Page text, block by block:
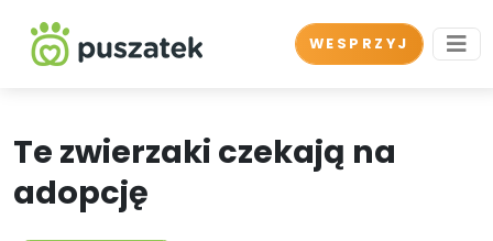
WESPRZYJ
Te zwierzaki czekają na
adopcję